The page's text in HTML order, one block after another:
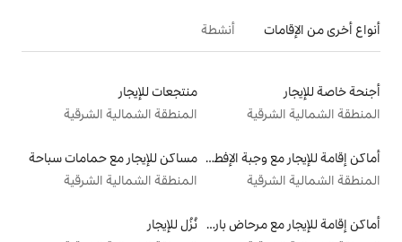
أنشطة
منتجعات للإيجار
المنطقة الشمالية الشرقية
أماكن إقامة للإيجار مع وجبة الإفطار مساكن للإيجار مع حمامات سباحة
المنطقة الشمالية الشرقية
أماكن إقامة للإيجار مع مرحاض بارتفاع مناسب يراعي سهولة الوصول نُزُل للإيجار